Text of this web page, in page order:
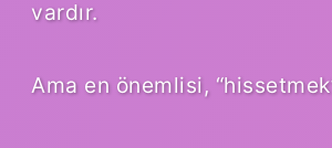
vardır.
Ama en önemlisi,